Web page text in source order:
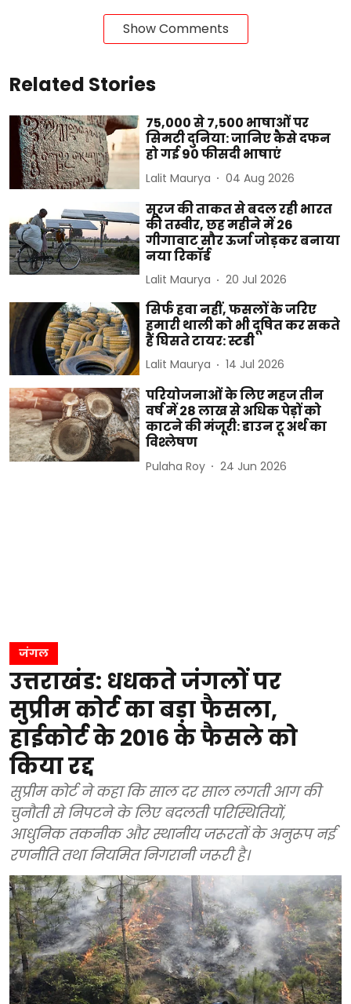
Show Comments
Related Stories
75,000 से 7,500 भाषाओं पर
सिमटी दुनिया: जानिए कैसे दफन
हो गई 90 फीसदी भाषाएं
Lalit Maurya 04 Aug 2026
सूरज की ताकत से बदल रही भारत
की तस्वीर, छह महीने में 26
गीगावाट सौर ऊर्जा जोड़कर बनाया
नया रिकॉर्ड
Lalit Maurya 20 Jul 2026
सिर्फ हवा नहीं, फसलों के जरिए
हमारी थाली को भी दूषित कर सकते
हैं घिसते टायर: स्टडी
Lalit Maurya 14 Jul 2026
परियोजनाओं के लिए महज तीन
वर्ष में 28 लाख से अधिक पेड़ों को
काटने की मंजूरी: डाउन टू अर्थ का
विश्लेषण
Pulaha Roy 24 Jun 2026
जंगल
उत्तराखंड: धधकते जंगलों पर
सुप्रीम कोर्ट का बड़ा फैसला,
हाईकोर्ट के 2016 के फैसले को
किया रद्द
सुप्रीम कोर्ट ने कहा कि साल दर साल लगती आग की
चुनौती से निपटने के लिए बदलती परिस्थितियों,
आधुनिक तकनीक और स्थानीय जरूरतों के अनुरूप नई
रणनीति तथा नियमित निगरानी जरूरी है।